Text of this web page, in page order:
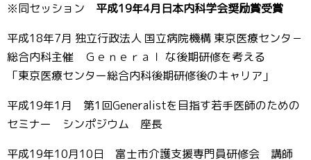
※同セッション
平成19年4月日本内科学会奨励賞受賞
平成18年7月 独立行政法人 国立病院機構 東京医療センタ－
総合内科主催 Ｇｅｎｅｒａｌ な後期研修を考える
「東京医療センター総合内科後期研修後のキャリア」
平成19年1月 第1回Generalistを目指す若手医師のための
セミナー シンポジウム 座長
平成19年10月10日 富士市介護支援専門員研修会 講師